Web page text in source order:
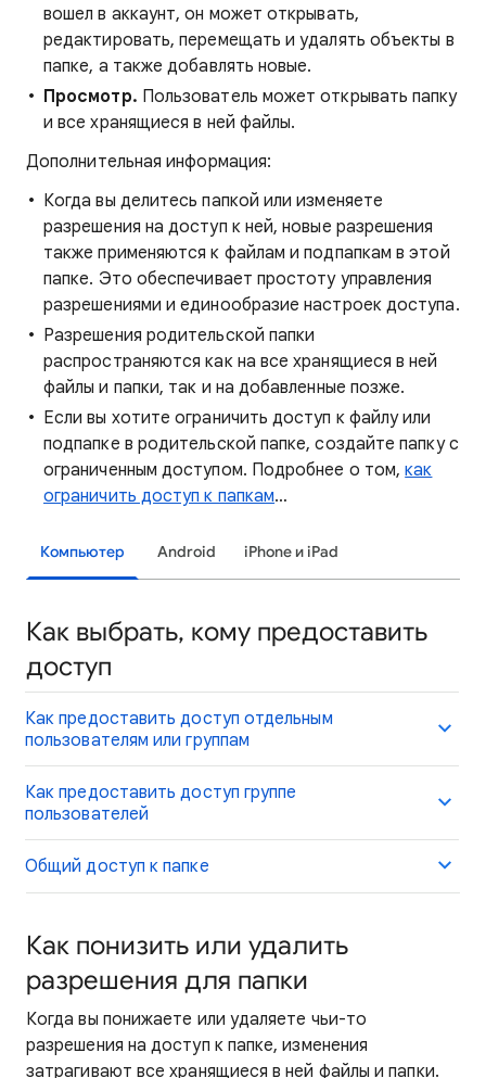
вошел в аккаунт, он может открывать,
редактировать, перемещать и удалять объекты в
папке, а также добавлять новые.
Просмотр. Пользователь может открывать папку
и все хранящиеся в ней файлы.
Дополнительная информация:
Когда вы делитесь папкой или изменяете
разрешения на доступ к ней, новые разрешения
также применяются к файлам и подпапкам в этой
папке. Это обеспечивает простоту управления
разрешениями и единообразие настроек доступа.
Разрешения родительской папки
распространяются как на все хранящиеся в ней
файлы и папки, так и на добавленные позже.
Если вы хотите ограничить доступ к файлу или
подпапке в родительской папке, создайте папку с
ограниченным доступом. Подробнее о том,как
ограничить доступ к папкам…
Компьютер Android iPhone и iPad
Как выбрать, кому предоставить
доступ
Как предоставить доступ отдельным
пользователям или группам
Как предоставить доступ группе
пользователей
Общий доступ к папке
Как понизить или удалить
разрешения для папки
Когда вы понижаете или удаляете чьи-то
разрешения на доступ к папке, изменения
затрагивают все хранящиеся в ней файлы и папки.